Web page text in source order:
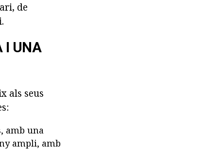
de
I UNA
als seus
amb una
ampli, amb